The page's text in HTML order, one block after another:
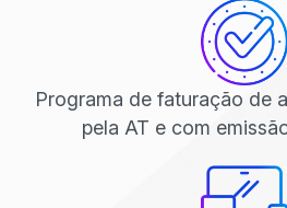
Programa de faturação de
pela AT e com